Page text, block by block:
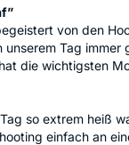
von den
unserem Tag immer
die wichtigsten
so extrem heiß
einfach an